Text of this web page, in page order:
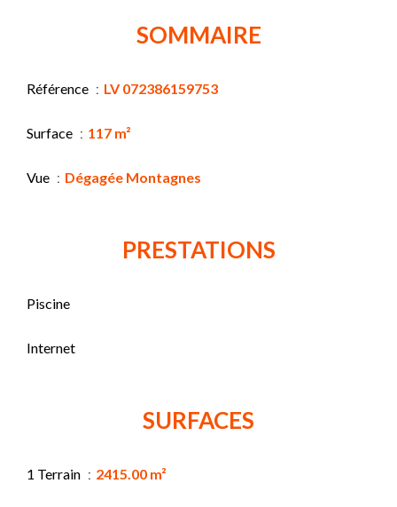
SOMMAIRE
Référence LV 072386159753
Surface 117 m²
Vue Dégagée Montagnes
PRESTATIONS
Piscine
Internet
SURFACES
1 Terrain 2415.00 m²